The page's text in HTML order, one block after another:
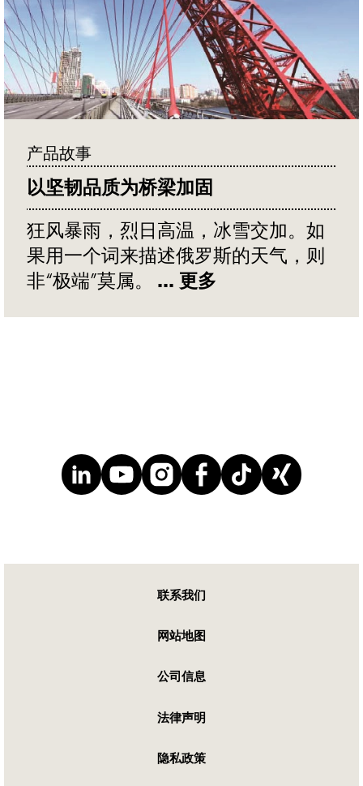
产品故事
以坚韧品质为桥梁加固
狂风暴雨，烈日高温，冰雪交加。如
果用一个词来描述俄罗斯的天气，则
非“极端”莫属。
... 更多
联系我们
网站地图
公司信息
法律声明
隐私政策